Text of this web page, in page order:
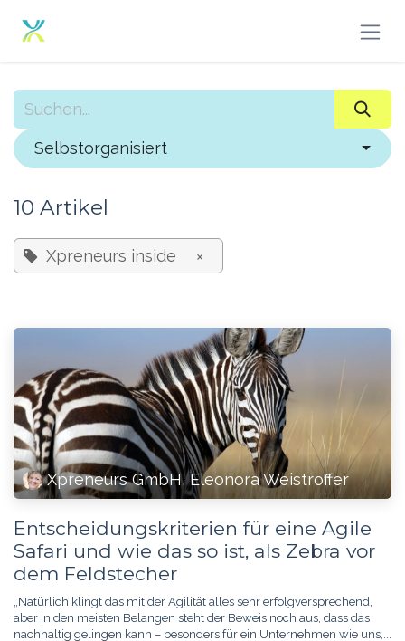
Selbstorganisiert
10 Artikel
Xpreneurs inside ×
Xpreneurs GmbH, Eleonora Weistroffer
Entscheidungskriterien für eine Agile
Safari und wie das so ist, als Zebra vor
dem Feldstecher
„Natürlich klingt das mit der Agilität alles sehr erfolgversprechend,
aber in den meisten Belangen steht der Beweis noch aus, dass das
nachhaltig gelingen kann – besonders für ein Unternehmen wie uns,...